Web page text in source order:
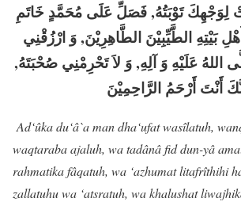
لِوَجْهِكَ تَوْبَتُهُ, فَصَلِّ عَلَى مُحَمَّدٍ خَاتَمِ
بَيْتِهِ الطَّيِّبِيْنَ الطَّاهِرِيْنَ, وَ ارْزُقْنِي
عَلَيْهِ وَ آلِهِ, وَ لاَ تَحْرِمْنِي صُحْبَتَهُ,
أَنْتَ أَرْحَمُ الرَّاحِمِيْنَ
Ad‘ûka du‘â`a man dha‘ufat wasîlatuh,
waqtaraba ajaluh, wa tadânâ fid dun-yâ
rahmatika fâqatuh, wa ‘azhumat litafrîthihi
zallatuhu wa ‘atsratuh, wa khalushat